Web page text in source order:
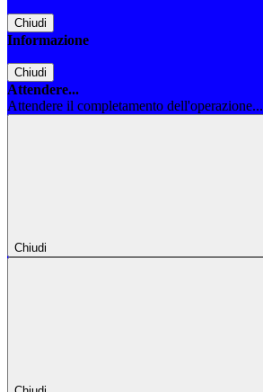
Chiudi
Informazione
Chiudi
Attendere...
Attendere il completamento dell'operazione...
Chiudi